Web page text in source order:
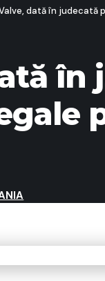
dată în judecată
în
2026 22:01